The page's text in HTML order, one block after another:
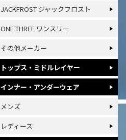
JACKFROST ジャックフロスト
ONE THREE ワンスリー
その他メーカー
トップス・ミドルレイヤー
インナー・アンダーウェア
メンズ
レディース